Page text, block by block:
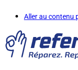
Aller au contenu